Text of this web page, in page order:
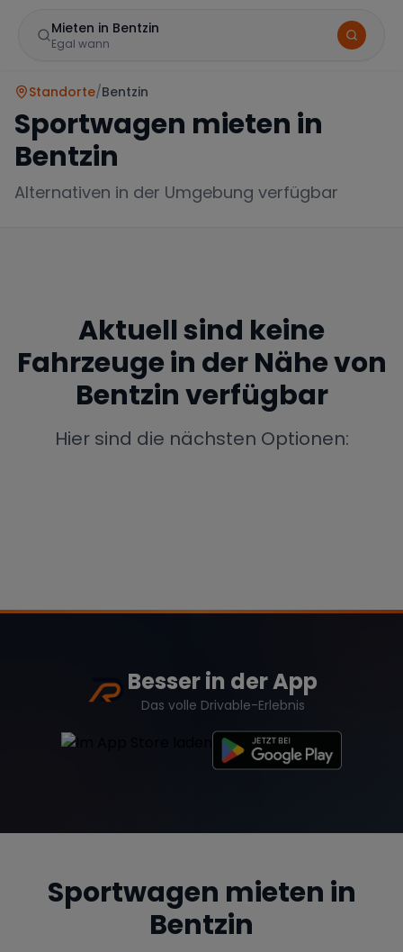
Mieten in Bentzin
Egal wann
Mercedes BMW Audi
Tesla Chevrolet Dodge
Bentley Rolls Royce Aston Martin
Range Rover
Standorte/Bentzin
Sportwagen mieten in
Bentzin
Alternativen in der Umgebung verfügbar
Aktuell sind keine
Fahrzeuge in der Nähe von
Bentzinverfügbar
Hier sind die nächsten Optionen:
Besser in der App
Das volle Drivable-Erlebnis
Sportwagen mieten in
Bentzin